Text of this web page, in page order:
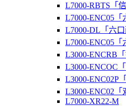
L7000-RBTS「
L7000-ENC05「
L7000-DL「六口
L7000-ENC05「
L3000-ENCRB「
L3000-ENCOC「
L3000-ENC02P
L3000-ENC02「
L7000-XR22-M